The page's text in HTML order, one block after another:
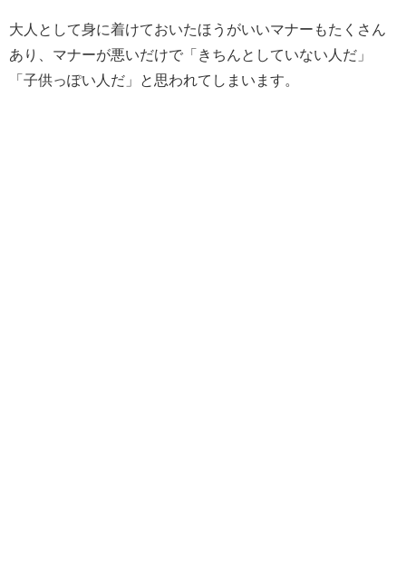
大人として身に着けておいたほうがいいマナーもたくさん
あり、マナーが悪いだけで「きちんとしていない人だ」
「子供っぽい人だ」と思われてしまいます。